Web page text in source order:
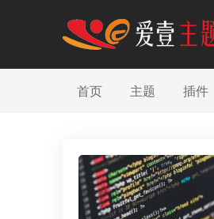
首页 主题 插件